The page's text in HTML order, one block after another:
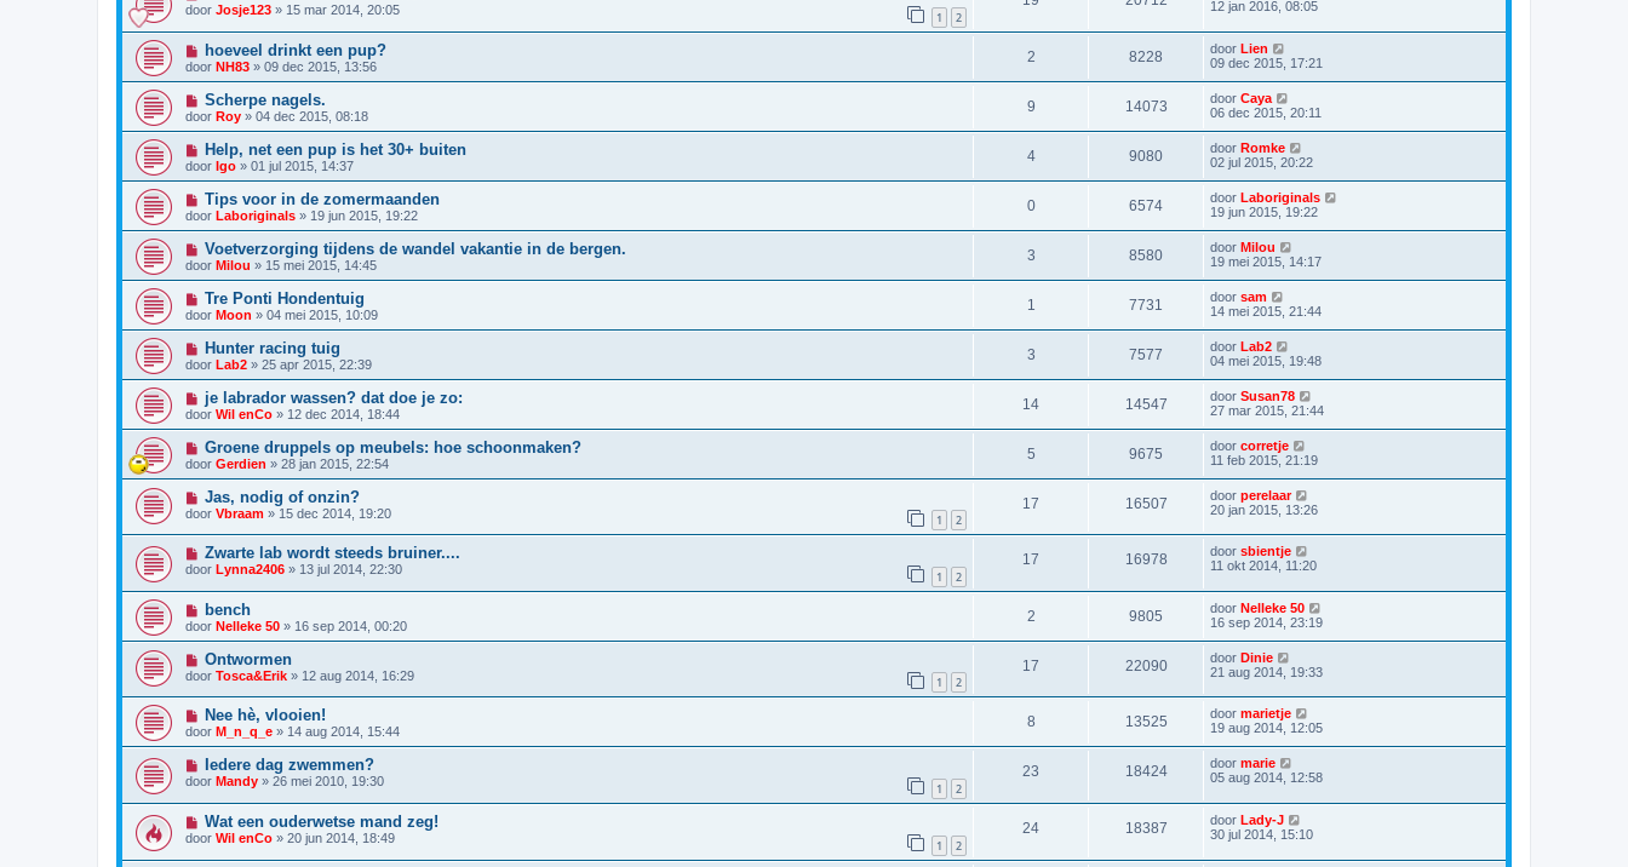
door Josje123 » 15 mar 2014, 20:05 1 2
12 jan 2016, 08:05
hoeveel drinkt een pup?
door NH83 » 09 dec 2015, 13:56
2 8228 door Lien
09 dec 2015, 17:21
Scherpe nagels.
door Roy » 04 dec 2015, 08:18
9 14073 door Caya
06 dec 2015, 20:11
Help, net een pup is het 30+ buiten
door Igo » 01 jul 2015, 14:37
4 9080 door Romke
02 jul 2015, 20:22
Tips voor in de zomermaanden
door Laboriginals » 19 jun 2015, 19:22
0 6574 door Laboriginals
19 jun 2015, 19:22
Voetverzorging tijdens de wandel vakantie in de bergen.
door Milou » 15 mei 2015, 14:45
3 8580 door Milou
19 mei 2015, 14:17
Tre Ponti Hondentuig
door Moon » 04 mei 2015, 10:09
1 7731 door sam
14 mei 2015, 21:44
Hunter racing tuig
door Lab2 » 25 apr 2015, 22:39
3 7577 door Lab2
04 mei 2015, 19:48
je labrador wassen? dat doe je zo:
door Wil enCo » 12 dec 2014, 18:44
14 14547 door Susan78
27 mar 2015, 21:44
Groene druppels op meubels: hoe schoonmaken?
door Gerdien » 28 jan 2015, 22:54
5 9675 door corretje
11 feb 2015, 21:19
Jas, nodig of onzin?
door Vbraam » 15 dec 2014, 19:20 1 2
17 16507 door perelaar
20 jan 2015, 13:26
Zwarte lab wordt steeds bruiner....
door Lynna2406 » 13 jul 2014, 22:30 1 2
17 16978 door sbientje
11 okt 2014, 11:20
bench
door Nelleke 50 » 16 sep 2014, 00:20
2 9805 door Nelleke 50
16 sep 2014, 23:19
Ontwormen
door Tosca&Erik » 12 aug 2014, 16:29 1 2
17 22090 door Dinie
21 aug 2014, 19:33
Nee hè, vlooien!
door M_n_q_e » 14 aug 2014, 15:44
8 13525 door marietje
19 aug 2014, 12:05
Iedere dag zwemmen?
door Mandy » 26 mei 2010, 19:30 1 2
23 18424 door marie
05 aug 2014, 12:58
Wat een ouderwetse mand zeg!
door Wil enCo » 20 jun 2014, 18:49 1 2
24 18387 door Lady-J
30 jul 2014, 15:10